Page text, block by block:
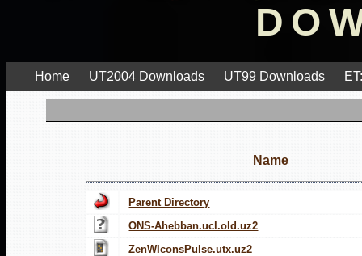
Home UT2004 Downloads UT99 Downloads
Name
Parent Directory
ONS-Ahebban.ucl.old.uz2
ZenWIconsPulse.utx.uz2